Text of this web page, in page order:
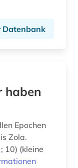
Datenbank
haben
Epochen
Zola.
10) (kleine